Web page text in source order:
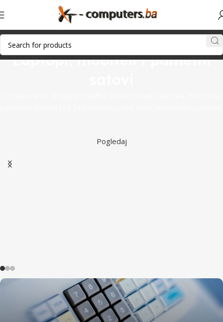
Laptopi, mobiteli i pametni
Pogledaj